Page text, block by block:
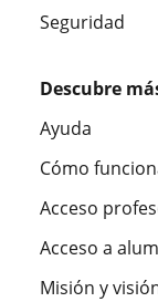
Seguridad
Descubre
Ayuda
Cómo
Acceso
Acceso a
Misión y